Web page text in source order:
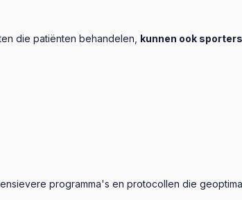
die patiënten behandelen, kunnen ook
programma's en protocollen die